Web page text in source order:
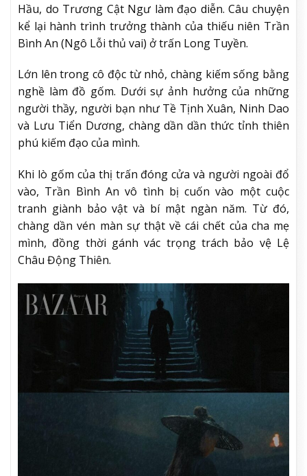
Hầu, do Trương Cật Ngư làm đạo diễn. Câu chuyện
kể lại hành trình trưởng thành của thiếu niên Trần
Bình An (Ngô Lỗi thủ vai) ở trấn Long Tuyền.
Lớn lên trong cô độc từ nhỏ, chàng kiếm sống bằng
nghề làm đồ gốm. Dưới sự ảnh hưởng của những
người thầy, người bạn như Tề Tịnh Xuân, Ninh Dao
và Lưu Tiển Dương, chàng dần dần thức tỉnh thiên
phú kiếm đạo của mình.
Khi lò gốm của thị trấn đóng cửa và người ngoài đổ
vào, Trần Bình An vô tình bị cuốn vào một cuộc
tranh giành bảo vật và bí mật ngàn năm. Từ đó,
chàng dần vén màn sự thật về cái chết của cha mẹ
mình, đồng thời gánh vác trọng trách bảo vệ Lệ
Châu Động Thiên.